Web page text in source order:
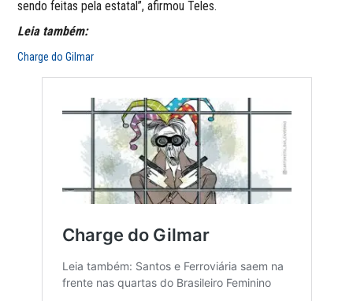
sendo feitas pela estatal”, afirmou Teles.
Leia também:
Charge do Gilmar